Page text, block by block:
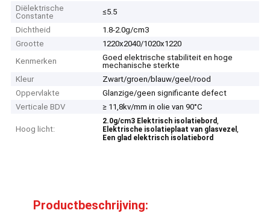
Diëlektrische
Constante
≤5.5
Dichtheid
1.8-2.0g/cm3
Grootte
1220x2040/1020x1220
Kenmerken
Goed elektrische stabiliteit en hoge
mechanische sterkte
Kleur
Zwart/groen/blauw/geel/rood
Oppervlakte
Glanzige/geen significante defect
Verticale BDV
≥ 11,8kv/mm in olie van 90°C
Hoog licht:
2.0g/cm3 Elektrisch isolatiebord,
Elektrische isolatieplaat van glasvezel,
Een glad elektrisch isolatiebord
Productbeschrijving: